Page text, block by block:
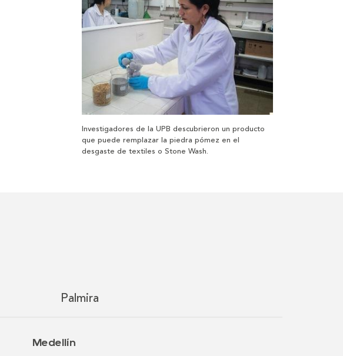
Investigadores de la UPB descubrieron un producto
que puede remplazar la piedra pómez en el
desgaste de textiles o Stone Wash.
Palmira
Medellín